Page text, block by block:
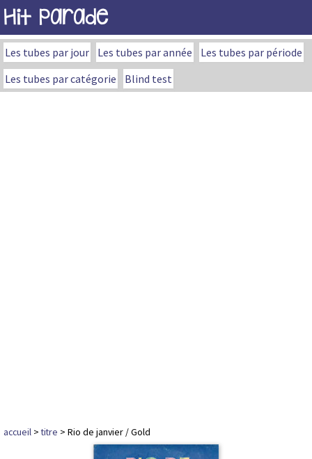
Hit Parade
Les tubes par jour Les tubes par année
Les tubes par période
Les tubes par catégorie
Blind test
accueil >titre > Rio de janvier / Gold